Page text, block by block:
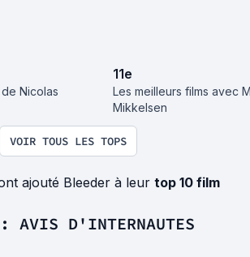
Nicolas
11e
Les meilleurs films avec
Mikkelsen
VOIR TOUS LES TOPS
ajouté Bleeder à leur top 10 film
AVIS D'INTERNAUTES